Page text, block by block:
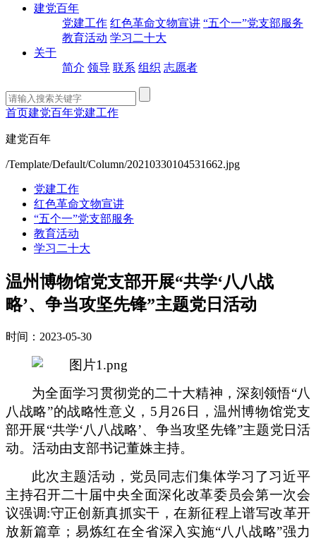
建党百年
党建工作 红色革命文物宣讲 “五个一”党支部服务
教育活动 学习二十大
关于
简介 领导 联系 组织 志愿者
首页建党百年党建工作
建党百年
/Template/Default/Column/20210330104531662.jpg
党建工作
红色革命文物宣讲
“五个一”党支部服务
教育活动
学习二十大
温州博物馆党支部开展“共学‘八八战
略’、争当攻坚先锋”主题党日活动
时间：2023-05-30
为全面学习贯彻党的二十大精神，深刻领悟“八
八战略”的战略性意义 ， 5 月 26日，温州博物馆党支
部开展“共学‘八八战略’、争当攻坚先锋”主题党日活
动。活动由支部书记董姝主持。
此次主题活动，党员同志们集体学习了习近平
主持召开二十届中央全面深化改革委员会第一次会
议强调:守正创新真抓实干，在新征程上谱写改革开
放新篇章；易炼红在全省深入实施“八八战略”强力